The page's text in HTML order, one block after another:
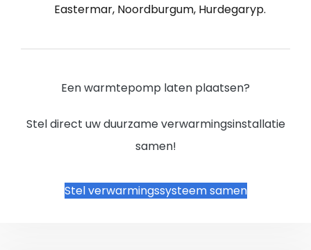
Eastermar, Noordburgum, Hurdegaryp.
Een warmtepomp laten plaatsen?
Stel direct uw duurzame verwarmingsinstallatie
samen!
Stel verwarmingssysteem samen